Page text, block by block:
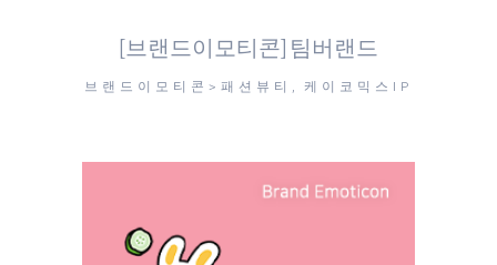
[브랜드이모티콘] 팀버랜드
브랜드이모티콘>패션뷰티, 케이코믹스IP